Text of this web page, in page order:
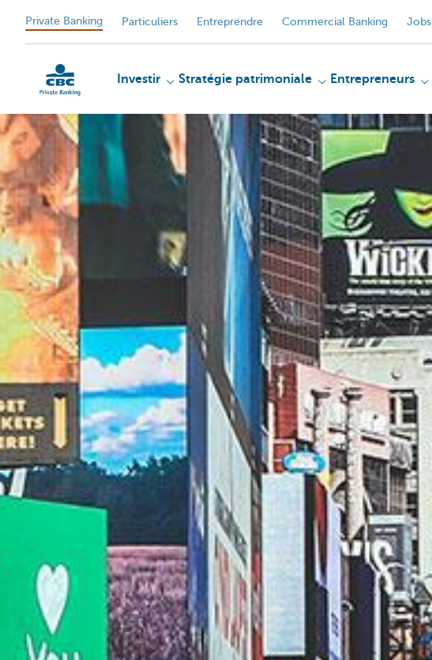
Private Banking Particuliers Entreprendre Commercial Banking Jobs
Particulieren
Investir Stratégie patrimoniale Entrepreneurs